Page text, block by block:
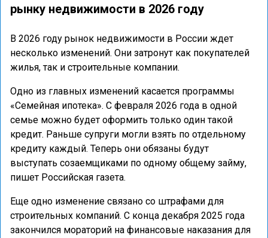
рынку недвижимости в 2026 году
В 2026 году рынок недвижимости в России ждет
несколько изменений. Они затронут как покупателей
жилья, так и строительные компании.
Одно из главных изменений касается программы
«Семейная ипотека». С февраля 2026 года в одной
семье можно будет оформить только один такой
кредит. Раньше супруги могли взять по отдельному
кредиту каждый. Теперь они обязаны будут
выступать созаемщиками по одному общему займу,
пишет Российская газета.
Еще одно изменение связано со штрафами для
строительных компаний. С конца декабря 2025 года
закончился мораторий на финансовые наказания для